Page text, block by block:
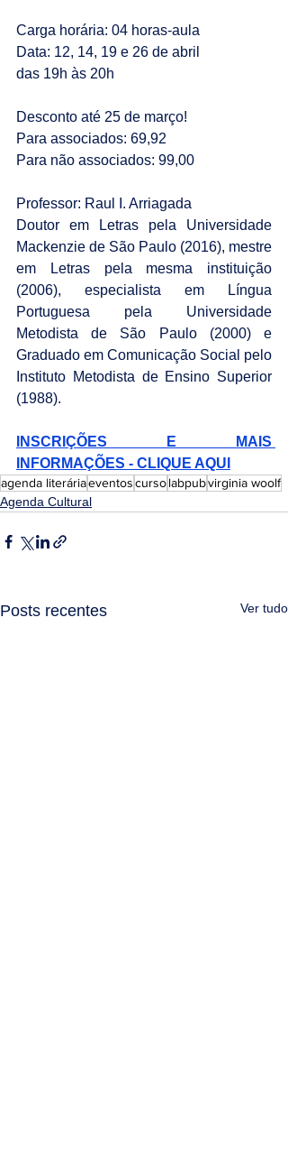
Carga horária: 04 horas-aula
Data: 12, 14, 19 e 26 de abril
das 19h às 20h
Desconto até 25 de março!
Para associados: 69,92
Para não associados: 99,00
Professor: Raul I. Arriagada
Doutor em Letras pela Universidade
Mackenzie de São Paulo (2016), mestre
em Letras pela mesma instituição
(2006), especialista em Língua
Portuguesa pela Universidade
Metodista de São Paulo (2000) e
Graduado em Comunicação Social pelo
Instituto Metodista de Ensino Superior
(1988).
INSCRIÇÕES E MAIS
INFORMAÇÕES - CLIQUE AQUI
agenda literáriaeventoscursolabpubvirginia woolf
Agenda Cultural
Posts recentes Ver tudo